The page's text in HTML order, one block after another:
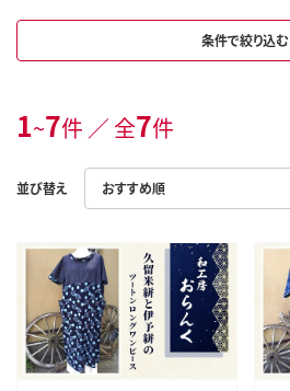
条件で絞り込む
1~7件 ／ 全7件
並び替え